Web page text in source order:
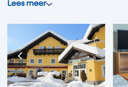
over twee verdiepingen (geen
van een 3-gangen diner. Op
speciaal 4-gangen kerstdiner
heeft een gezellige Stube, een
restaurant waar het goed
direct welkom!
Lees meer